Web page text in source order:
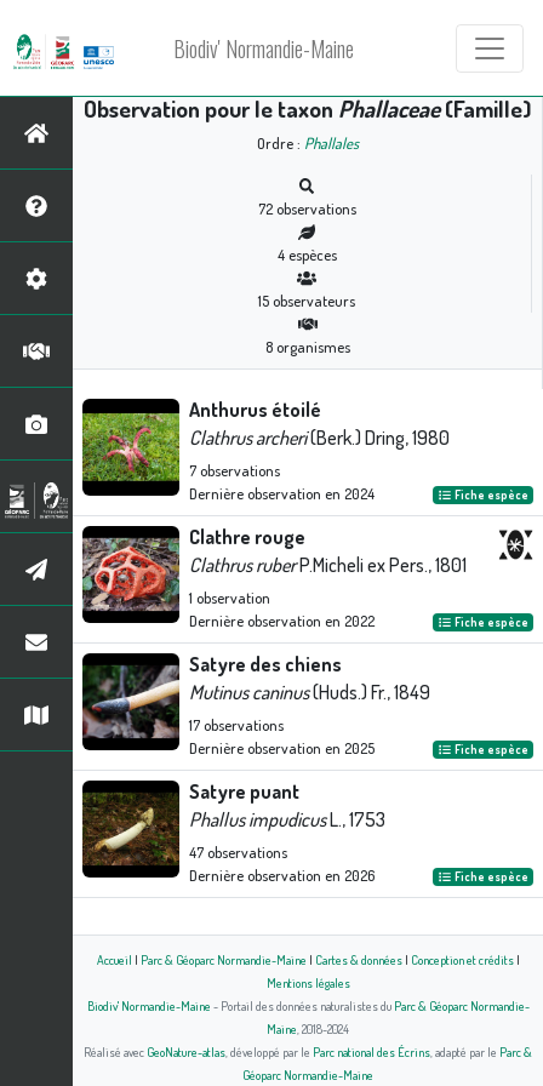
Biodiv' Normandie-Maine
Observation pour le taxon Phallaceae(Famille)
Ordre : Phallales
72observations
4espèces
15observateurs
8organismes
Anthurus étoilé
Clathrus archeri(Berk.) Dring, 1980
7observations
Dernière observation en 2024 Fiche espèce
Clathre rouge
Clathrus ruberP.Micheli ex Pers., 1801
1 observation
Dernière observation en 2022 Fiche espèce
Satyre des chiens
Mutinus caninus(Huds.) Fr., 1849
17observations
Dernière observation en 2025 Fiche espèce
Satyre puant
Phallus impudicusL., 1753
47observations
Dernière observation en 2026 Fiche espèce
Accueil | Parc & Géoparc Normandie-Maine | Cartes & données| Conception et crédits|
Mentions légales
Biodiv' Normandie-Maine - Portail des données naturalistes du Parc & Géoparc Normandie-
Maine , 2018-2024
Réalisé avec GeoNature-atlas , développé par le Parc national des Écrins , adapté par le Parc &
Géoparc Normandie-Maine